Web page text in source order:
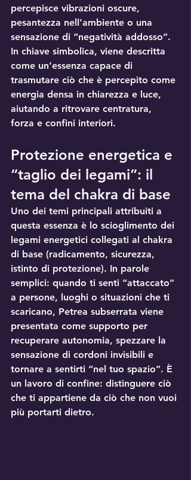
percepisce vibrazioni oscure,
pesantezza nell’ambiente o una
sensazione di “negatività addosso”.
In chiave simbolica, viene descritta
come un’essenza capace di
trasmutare ciò che è percepito come
energia densa in chiarezza e luce,
aiutando a ritrovare centratura,
forza e confini interiori.
Protezione energetica e
“taglio dei legami”: il
tema del chakra di base
Uno dei temi principali attribuiti a
questa essenza è lo scioglimento dei
legami energetici collegati al chakra
di base (radicamento, sicurezza,
istinto di protezione). In parole
semplici: quando ti senti “attaccato”
a persone, luoghi o situazioni che ti
scaricano, Petrea subserrata viene
presentata come supporto per
recuperare autonomia, spezzare la
sensazione di cordoni invisibili e
tornare a sentirti “nel tuo spazio”. È
un lavoro di confine: distinguere ciò
che ti appartiene da ciò che non vuoi
più portarti dietro.